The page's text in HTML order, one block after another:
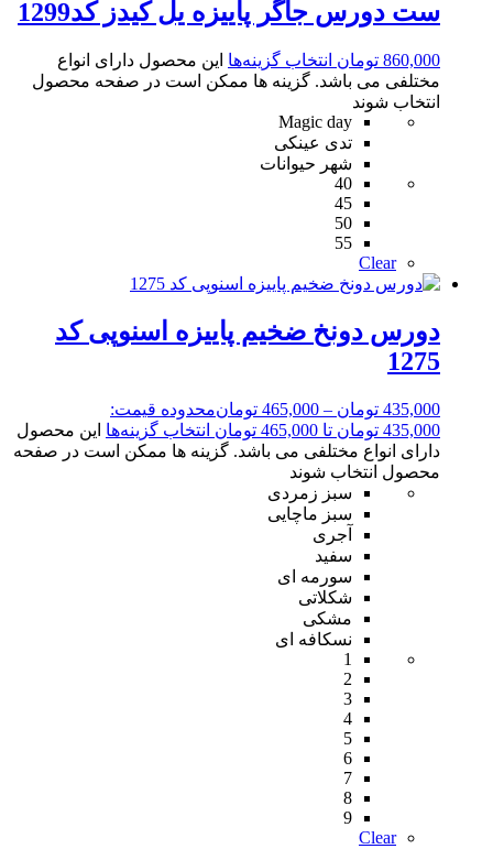
ست دورس جاگر پاییزه یل کیدز کد1299
860,000 تومان انتخاب گزینه‌ها این محصول دارای انواع
مختلفی می باشد. گزینه ها ممکن است در صفحه محصول
انتخاب شوند
Magic day
تدی عینکی
شهر حیوانات
40
45
50
55
Clear
دورس دونخ ضخیم پاییزه اسنوپی کد
1275
435,000 تومان –
465,000 تومانمحدوده قیمت:
435,000 تومان تا 465,000 تومان
انتخاب گزینه‌ها این محصول
دارای انواع مختلفی می باشد. گزینه ها ممکن است در صفحه
محصول انتخاب شوند
سبز زمردی
سبز ماچایی
آجری
سفید
سورمه ای
شکلاتی
مشکی
نسکافه ای
1
2
3
4
5
6
7
8
9
Clear